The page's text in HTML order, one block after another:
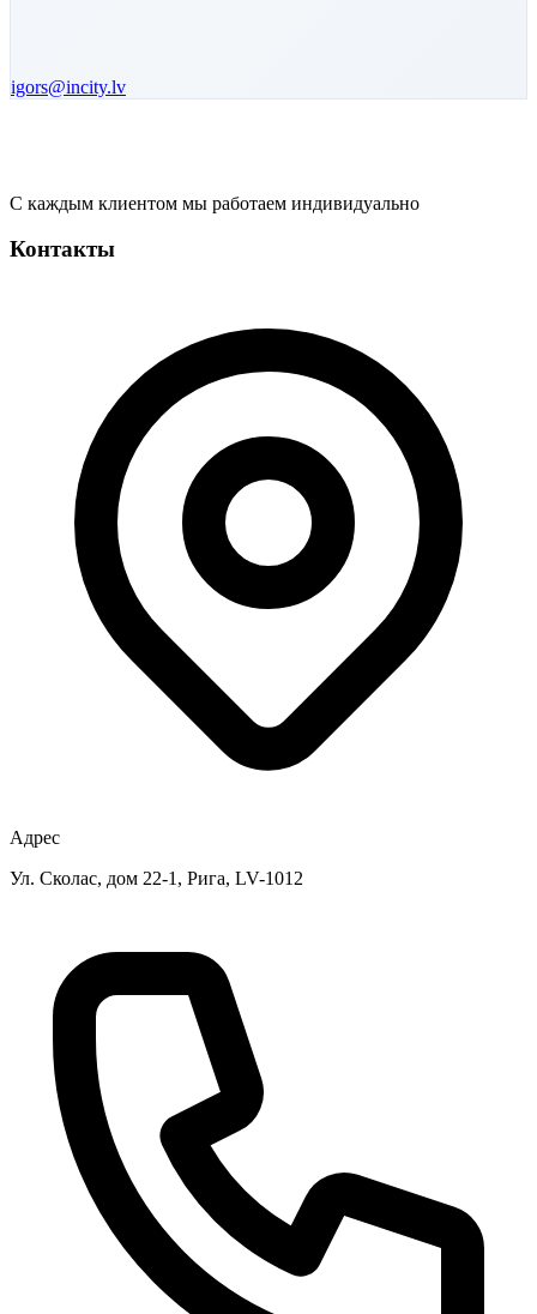
igors@incity.lv
С каждым клиентом мы работаем индивидуально
Контакты
Адрес
Ул. Сколас, дом 22-1, Рига, LV-1012